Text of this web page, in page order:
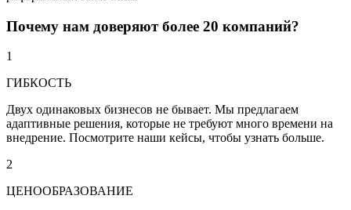
Почему нам доверяютболее 20 компаний?
1
ГИБКОСТЬ
Двух одинаковых бизнесов не бывает. Мы предлагаем
адаптивные решения, которые не требуют много времени на
внедрение. Посмотрите наши кейсы, чтобы узнать больше.
2
ЦЕНООБРАЗОВАНИЕ